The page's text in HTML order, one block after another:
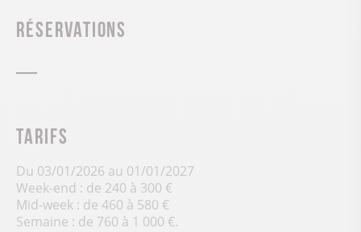
Réservations
Tarifs
Du 03/01/2026 au 01/01/2027
Week-end : de 240 à 300 €
Mid-week : de 460 à 580 €
Semaine : de 760 à 1 000 €.